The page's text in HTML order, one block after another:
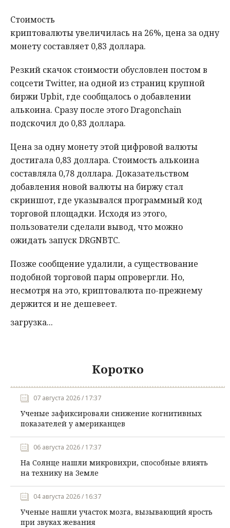
Стоимость
криптовалюты увеличилась на 26%, цена за одну
монету составляет 0,83 доллара.
Резкий скачок стоимости обусловлен постом в
соцсети Twitter, на одной из страниц крупной
биржи Upbit, где сообщалось о добавлении
алькоина. Сразу после этого Dragonchain
подскочил до 0,83 доллара.
Цена за одну монету этой цифровой валюты
достигала 0,83 доллара. Стоимость алькоина
составляла 0,78 доллара. Доказательством
добавления новой валюты на биржу стал
скриншот, где указывался программный код
торговой площадки. Исходя из этого,
пользователи сделали вывод, что можно
ожидать запуск DRGNBTC.
Позже сообщение удалили, а существование
подобной торговой пары опровергли. Но,
несмотря на это, криптовалюта по-прежнему
держится и не дешевеет.
загрузка...
Коротко
07 августа 2026 / 17:37
Ученые зафиксировали снижение когнитивных
показателей у американцев
06 августа 2026 / 17:37
На Солнце нашли микровихри, способные влиять
на технику на Земле
04 августа 2026 / 16:37
Ученые нашли участок мозга, вызывающий ярость
при звуках жевания